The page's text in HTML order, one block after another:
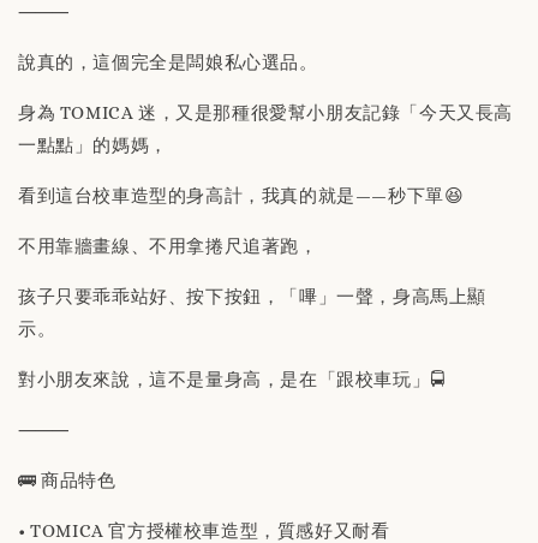
⸻
說真的，這個完全是闆娘私心選品。
身為 TOMICA 迷，又是那種很愛幫小朋友記錄「今天又長高
一點點」的媽媽，
看到這台校車造型的身高計，我真的就是——秒下單😆
不用靠牆畫線、不用拿捲尺追著跑，
孩子只要乖乖站好、按下按鈕，「嗶」一聲，身高馬上顯
示。
對小朋友來說，這不是量身高，是在「跟校車玩」🚍
⸻
🚌 商品特色
• TOMICA 官方授權校車造型，質感好又耐看